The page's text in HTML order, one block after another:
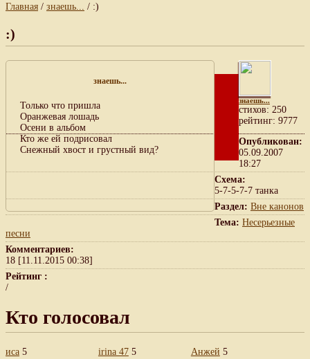
Главная / знаешь... / :)
:)
знаешь...
Только что пришла
Оранжевая лошадь
Осени в альбом
Кто же ей подрисовал
Снежный хвост и грустный вид?
знаешь...
cтихов: 250
рейтинг: 9777
Опубликован:
05.09.2007
18:27
Схема:
5-7-5-7-7 танка
Раздел: Вне канонов
Тема: Несерьезные
песни
Комментариев:
18 [11.11.2015 00:38]
Рейтинг :
/
Кто голосовал
иса 5
irina 475
Анжей 5